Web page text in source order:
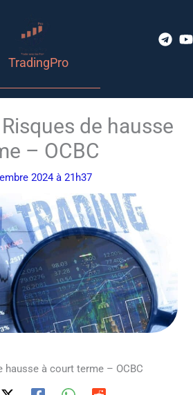
TradingPro
de hausse
– OCBC
2024 à 21h37
hausse à court terme – OCBC